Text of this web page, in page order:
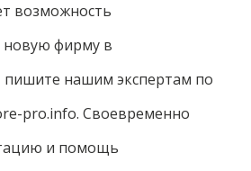
возможность
новую фирму в
пишите нашим экспертам по
pro.info. Своевременно
и помощь